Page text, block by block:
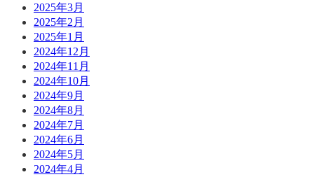
2025年3月
2025年2月
2025年1月
2024年12月
2024年11月
2024年10月
2024年9月
2024年8月
2024年7月
2024年6月
2024年5月
2024年4月